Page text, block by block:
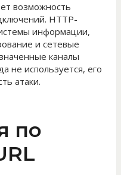
возможность
HTTP-
информации,
и сетевые
каналы
не используется, его
атаки.
по